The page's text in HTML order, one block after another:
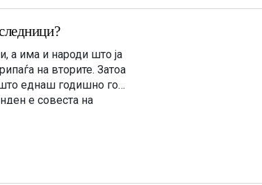
а има и народи што ја
на вторите. Затоа
еднаш годишно го
е совеста на